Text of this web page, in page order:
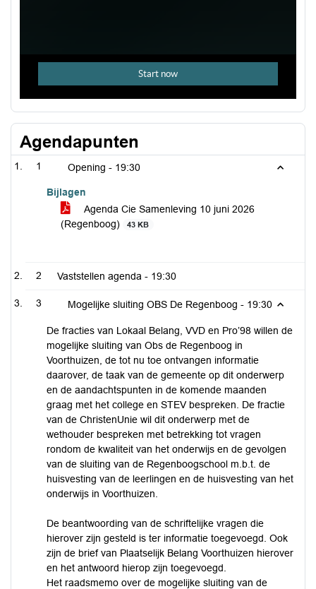
Agendapunten
1 Opening - 19:30
Bijlagen
Agenda Cie Samenleving 10 juni 2026
(Regenboog)
43 KB
2 Vaststellen agenda - 19:30
3 Mogelijke sluiting OBS De Regenboog - 19:30
De fracties van Lokaal Belang, VVD en Pro’98 willen de
mogelijke sluiting van Obs de Regenboog in
Voorthuizen, de tot nu toe ontvangen informatie
daarover, de taak van de gemeente op dit onderwerp
en de aandachtspunten in de komende maanden
graag met het college en STEV bespreken. De fractie
van de ChristenUnie wil dit onderwerp met de
wethouder bespreken met betrekking tot vragen
rondom de kwaliteit van het onderwijs en de gevolgen
van de sluiting van de Regenboogschool m.b.t. de
huisvesting van de leerlingen en de huisvesting van het
onderwijs in Voorthuizen.
De beantwoording van de schriftelijke vragen die
hierover zijn gesteld is ter informatie toegevoegd. Ook
zijn de brief van Plaatselijk Belang Voorthuizen hierover
en het antwoord hierop zijn toegevoegd.
Het raadsmemo over de mogelijke sluiting van de